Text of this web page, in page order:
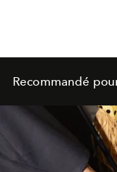
Recommandé